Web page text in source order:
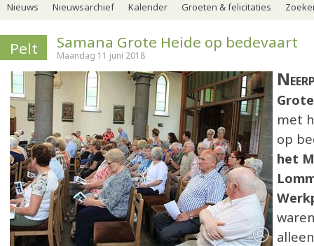
Nieuws Nieuwsarchief Kalender Groeten & felicitaties
Pelt Samana Grote Heide op bedevaart
Maandag 11 juni 2018
met
op
het